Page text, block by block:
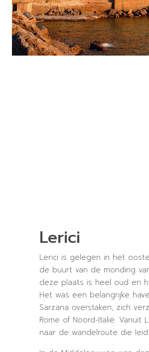
Lerici
Lerici is gelegen in het
de buurt van de monding
deze plaats is heel oud en
Het was een belangrijke
Sarzana overstaken, zich
Rome of Noord-Italië.
naar de wandelroute die